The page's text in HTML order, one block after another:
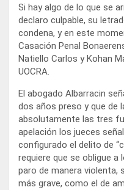
Si hay algo de lo que se
declaro culpable, su
condena, y en este
Casación Penal
Natiello Carlos y Kohan
UOCRA.
El abogado Albarracin
dos años preso y que de
absolutamente las tres
apelación los jueces
configurado el delito de
requiere que se obligue a
paro de manera violenta,
más grave, como el de